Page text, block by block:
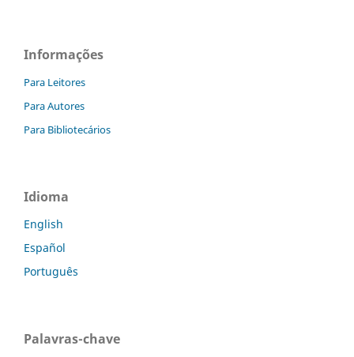
Informações
Para Leitores
Para Autores
Para Bibliotecários
Idioma
English
Español
Português
Palavras-chave